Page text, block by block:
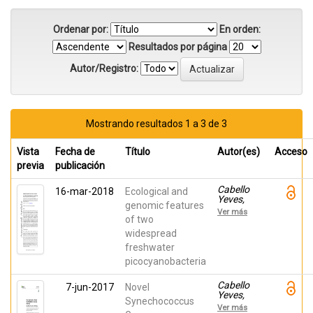
Ordenar por:
En orden:
Resultados por página
Autor/Registro:
Mostrando resultados 1 a 3 de 3
Vista
previa
Fecha de
publicación
Título Autor(es) Acceso
16-mar-2018
Ecological and
genomic features
of two
widespread
freshwater
picocyanobacteria
Cabello
Yeves,
Pedro J.;
Picazo,
Rosselli,
Riccardo;
Roda
Garcia,
Ver más
7-jun-2017
Novel
Synechococcus
Cabello
Yeves,
Pedro J.;
Ver más